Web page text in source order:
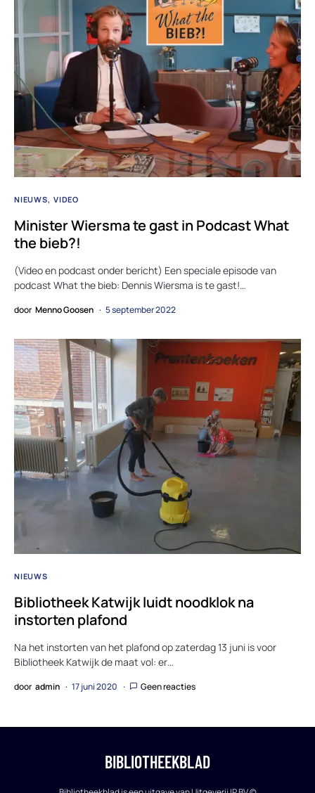
NIEUWS VIDEO
Minister Wiersma te gast in Podcast What
the bieb?!
(Video en podcast onder bericht) Een speciale episode van
podcast What the bieb: Dennis Wiersma is te gast!…
door Menno Goosen 5 september 2022
NIEUWS
Bibliotheek Katwijk luidt noodklok na
instorten plafond
Na het instorten van het plafond op zaterdag 13 juni is voor
Bibliotheek Katwijk de maat vol: er…
door admin 17 juni 2020 Geen reacties
BIBLIOTHEEKBLAD